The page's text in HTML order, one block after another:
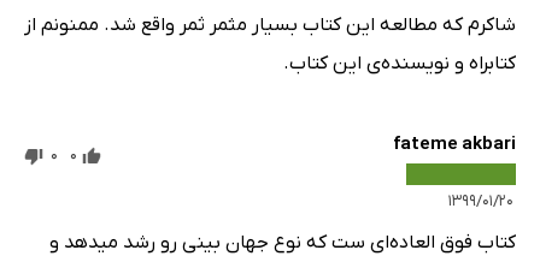
شاکرم که مطالعه این کتاب بسیار مثمر ثمر واقع شد. ممنونم از
کتابراه و نویسنده‌ی این کتاب.
fateme akbari
۱۳۹۹/۰۱/۲۰
0
0
کتاب فوق العاده‌ای ست که نوع جهان بینی رو رشد میدهد و